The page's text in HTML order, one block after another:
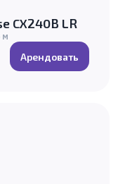
CX240B LR
м
Арендовать